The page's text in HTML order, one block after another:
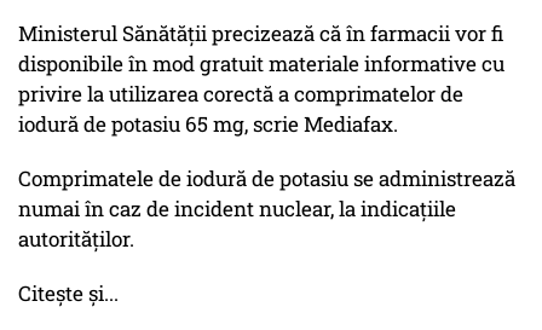
Ministerul Sănătății precizează că în farmacii vor fi
disponibile în mod gratuit materiale informative cu
privire la utilizarea corectă a comprimatelor de
iodură de potasiu 65 mg, scrie Mediafax.
Comprimatele de iodură de potasiu se administrează
numai în caz de incident nuclear, la indicațiile
autorităților.
Citește și...